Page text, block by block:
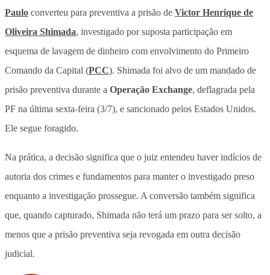
Paulo converteu para preventiva a prisão de Victor Henrique de
Oliveira Shimada, investigado por suposta participação em
esquema de lavagem de dinheiro com envolvimento do Primeiro
Comando da Capital (PCC). Shimada foi alvo de um mandado de
prisão preventiva durante a Operação Exchange, deflagrada pela
PF na última sexta-feira (3/7), e sancionado pelos Estados Unidos.
Ele segue foragido.
Na prática, a decisão significa que o juiz entendeu haver indícios de
autoria dos crimes e fundamentos para manter o investigado preso
enquanto a investigação prossegue. A conversão também significa
que, quando capturado, Shimada não terá um prazo para ser solto, a
menos que a prisão preventiva seja revogada em outra decisão
judicial.